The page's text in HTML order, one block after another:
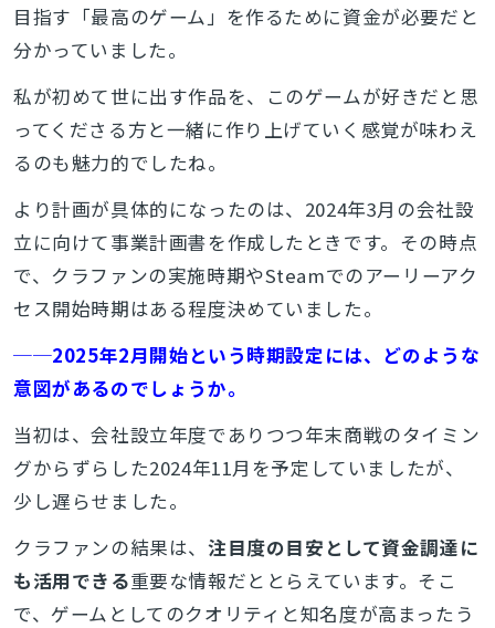
目指す「最高のゲーム」を作るために資金が必要だと
分かっていました。
私が初めて世に出す作品を、このゲームが好きだと思
ってくださる方と一緒に作り上げていく感覚が味わえ
るのも魅力的でしたね。
より計画が具体的になったのは、2024年3月の会社設
立に向けて事業計画書を作成したときです。その時点
で、クラファンの実施時期やSteamでのアーリーアク
セス開始時期はある程度決めていました。
──2025年2月開始という時期設定には、どのような
意図があるのでしょうか。
当初は、会社設立年度でありつつ年末商戦のタイミン
グからずらした2024年11月を予定していましたが、
少し遅らせました。
クラファンの結果は、 注目度の目安として資金調達に
も活用できる重要な情報だととらえています。そこ
で、ゲームとしてのクオリティと知名度が高まったう